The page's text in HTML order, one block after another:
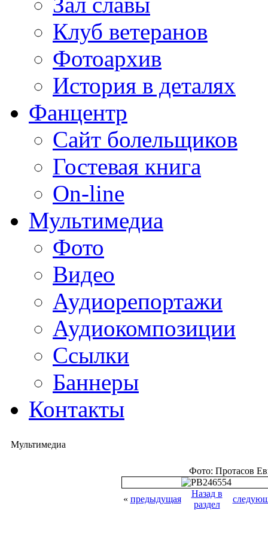
Клуб ветеранов
Фотоархив
История в деталях
Фанцентр
Сайт болельщиков
Гостевая книга
On-line
Мультимедиа
Фото
Видео
Аудиорепортажи
Аудиокомпозиции
Ссылки
Баннеры
Контакты
Мультимедиа
Фото: Протасов
« предыдущая
Назад в
раздел